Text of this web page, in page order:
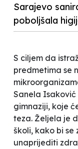
Sarajevo
poboljšala
S ciljem da
predmetima se
Sanela
gimnaziji, koje
teza. Željela je
školi, kako bi se
unaprijediti